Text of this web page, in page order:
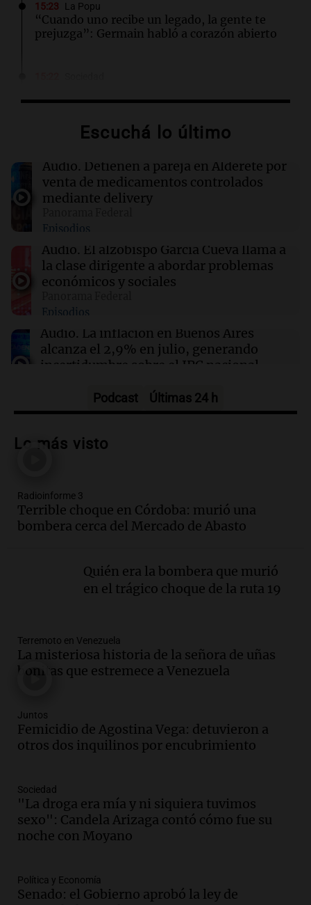
15:23 La Popu
“Cuando uno recibe un legado, la gente te
prejuzga”: Germain habló a corazón abierto
confirmaron 30 casos y hay tres internados
Descubren más de 50 cuerpos en estado de
descomposición en funeraria de Chicago
Córdoba hizo historia: médicos implantaron
un stent bioabsorbible a un bebé de 49 días
15:07 Deportes
proyecto FIFA Forward Enterprise
Escuchá lo último
Audio. Detienen a pareja en Alderete por
venta de medicamentos controlados
mediante delivery
Episodios
Audio. El alzobispo García Cueva llama a
la clase dirigente a abordar problemas
económicos y sociales
Episodios
Audio. La inflación en Buenos Aires
alcanza el 2,9% en julio, generando
incertidumbre sobre el IPC nacional
Audio.Descuentos de hasta 700.000
generan fuertes críticas
Audio.Docentes de Jujuy denuncian
descuentos de hasta 700.000 pesos en
sus salarios y genera alarma
Siniestro vial en Salta: una mujer
fallece tras perder el control de su
Episodios
Audio.Docentes de Jujuy enfrentan
descuentos de hasta 700.000 pesos en
Panorama Federal
Episodios
Audio.La justicia reconoce el COVID
docente fallecido en 2021
Panorama Federal
Episodios
Audio. Trágico siniestro vial en Salta:
Panorama Federal
Episodios
Podcast Últimas 24 h
Lo más visto
Radioinforme 3
Terrible choque en Córdoba: murió una
bombera cerca del Mercado de Abasto
Quién era la bombera que murió
en el trágico choque de la ruta 19
Terremoto en Venezuela
La misteriosa historia de la señora de uñas
bonitas que estremece a Venezuela
Juntos
Femicidio de Agostina Vega: detuvieron a
otros dos inquilinos por encubrimiento
Sociedad
"La droga era mía y ni siquiera tuvimos
sexo": Candela Arizaga contó cómo fue su
noche con Moyano
Política y Economía
Senado: el Gobierno aprobó la ley de